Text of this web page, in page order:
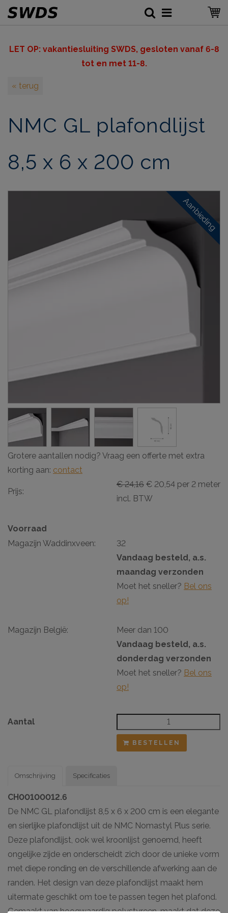
LET OP: vakantiesluiting SWDS, gesloten vanaf 6-8
tot en met 11-8.
« terug
NMC GL plafondlijst
8,5 x 6 x 200 cm
Aanbieding
Grotere aantallen nodig? Vraag een offerte met extra
korting aan: contact
Prijs:
€ 24,16 € 20,54 per 2 meter
incl. BTW
Voorraad
Magazijn Waddinxveen:
32
Vandaag besteld, a.s.
maandag verzonden
Moet het sneller? Bel ons
op!
Magazijn België:
Meer dan 100
Vandaag besteld, a.s.
donderdag verzonden
Moet het sneller? Bel ons
op!
Aantal
BESTELLEN
Omschrijving
CH00100012.6
De NMC GL plafondlijst 8,5 x 6 x 200 cm is een elegante
en sierlijke plafondlijst uit de NMC Nomastyl Plus serie.
Deze plafondlijst, ook wel kroonlijst genoemd, heeft
ongelijke zijde en onderscheidt zich door de unieke vorm
met diepe ronding en de verschillende afwerking aan de
randen. Het design van deze plafondlijst maakt hem
uitermate geschikt om toe te passen tegen het plafond.
Specificaties